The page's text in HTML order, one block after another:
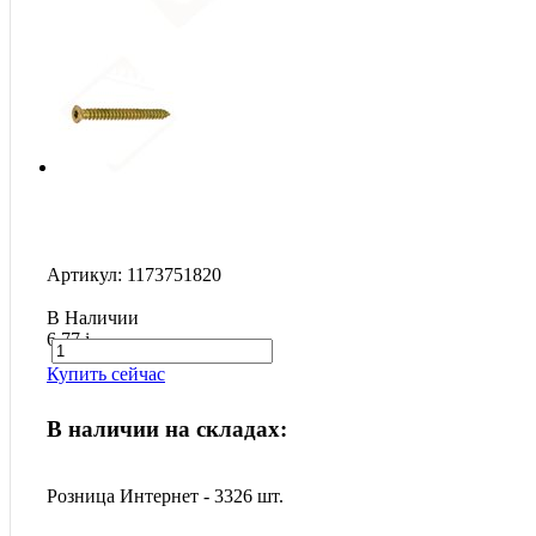
Артикул: 1173751820
В Наличии
6.77i
Купить сейчас
В наличии на складах:
Розница Интернет - 3326 шт.